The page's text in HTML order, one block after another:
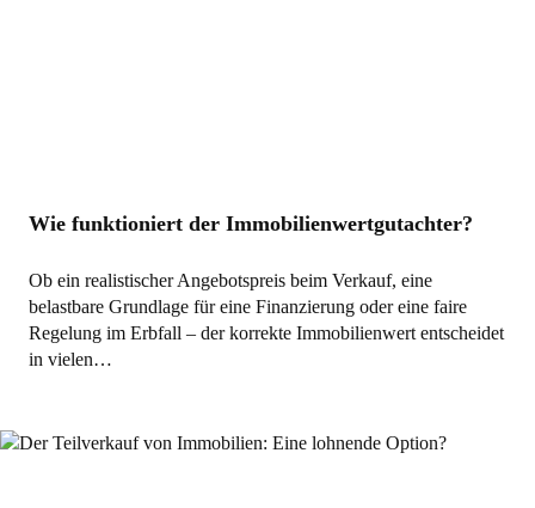
Wie funktioniert der Immobilienwertgutachter?
Ob ein realistischer Angebotspreis beim Verkauf, eine
belastbare Grundlage für eine Finanzierung oder eine faire
Regelung im Erbfall – der korrekte Immobilienwert entscheidet
in vielen…